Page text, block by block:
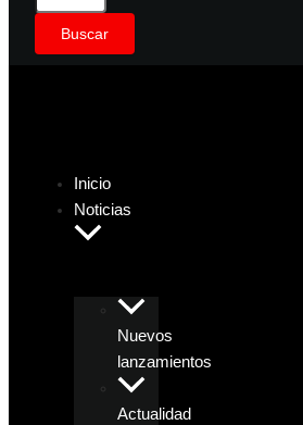
Buscar
Inicio
Noticias
Nuevos
lanzamientos
Actualidad